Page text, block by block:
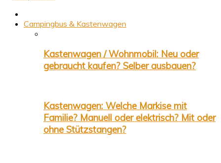
Campingbus & Kastenwagen
Kastenwagen / Wohnmobil: Neu oder
gebraucht kaufen? Selber ausbauen?
Kastenwagen: Welche Markise mit
Familie? Manuell oder elektrisch? Mit oder
ohne Stützstangen?